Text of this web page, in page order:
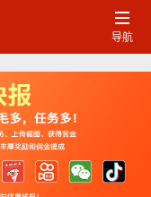

导航